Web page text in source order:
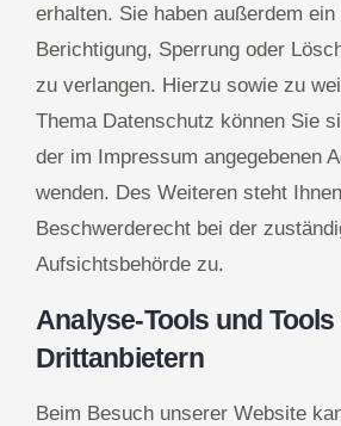
erhalten. Sie haben außerdem
Berichtigung, Sperrung oder
zu verlangen. Hierzu sowie zu
Thema Datenschutz können Sie
der im Impressum angegebenen
wenden. Des Weiteren steht
Beschwerderecht bei der
Aufsichtsbehörde zu.
Analyse-Tools und
Drittanbietern
Beim Besuch unserer Website